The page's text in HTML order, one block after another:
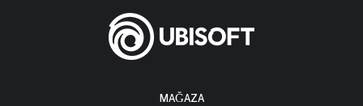
MAĞAZA